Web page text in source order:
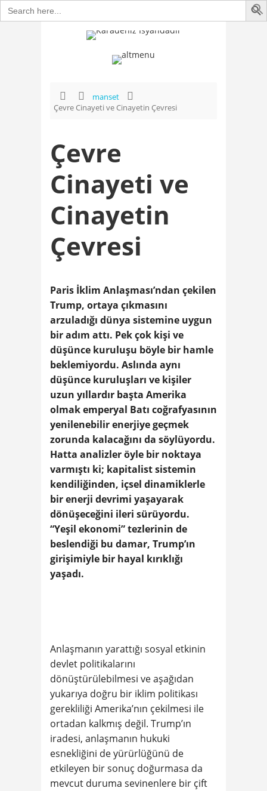
Search
for:
manset
Çevre Cinayeti ve Cinayetin Çevresi
Çevre
Cinayeti ve
Cinayetin
Çevresi
Paris İklim Anlaşması’ndan çekilen
Trump, ortaya çıkmasını
arzuladığı dünya sistemine uygun
bir adım attı. Pek çok kişi ve
düşünce kuruluşu böyle bir hamle
beklemiyordu. Aslında aynı
düşünce kuruluşları ve kişiler
uzun yıllardır başta Amerika
olmak emperyal Batı coğrafyasının
yenilenebilir enerjiye geçmek
zorunda kalacağını da söylüyordu.
Hatta analizler öyle bir noktaya
varmıştı ki; kapitalist sistemin
kendiliğinden, içsel dinamiklerle
bir enerji devrimi yaşayarak
dönüşeceğini ileri sürüyordu.
“Yeşil ekonomi” tezlerinin de
beslendiği bu damar, Trump’ın
girişimiyle bir hayal kırıklığı
yaşadı.
Anlaşmanın yarattığı sosyal etkinin
devlet politikalarını
dönüştürülebilmesi ve aşağıdan
yukarıya doğru bir iklim politikası
gerekliliği Amerika’nın çekilmesi ile
ortadan kalkmış değil. Trump’ın
iradesi, anlaşmanın hukuki
esnekliğini de yürürlüğünü de
etkileyen bir sonuç doğurmasa da
mevcut duruma sevinenlere bir çift